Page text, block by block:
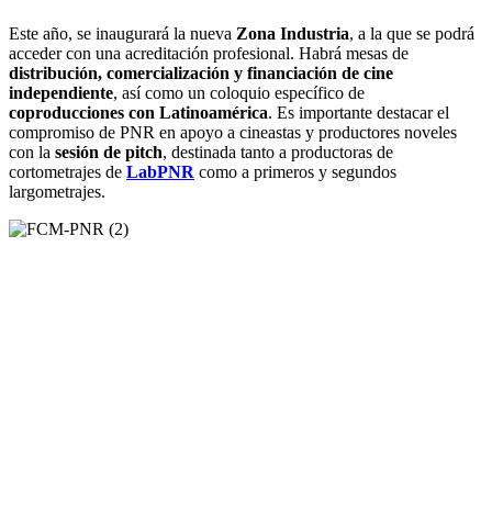
Este año, se inaugurará la nueva Zona Industria, a la que se podrá
acceder con una acreditación profesional. Habrá mesas de
distribución, comercialización y financiación de cine
independiente, así como un coloquio específico de
coproducciones con Latinoamérica. Es importante destacar el
compromiso de PNR en apoyo a cineastas y productores noveles
con la sesión de pitch, destinada tanto a productoras de
cortometrajes de LabPNR como a primeros y segundos
largometrajes.